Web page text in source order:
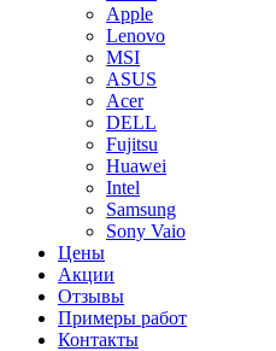
Apple
Lenovo
MSI
ASUS
Acer
DELL
Fujitsu
Huawei
Intel
Samsung
Sony Vaio
Цены
Акции
Отзывы
Примеры работ
Контакты